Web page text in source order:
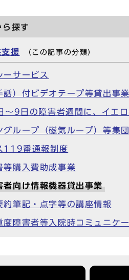
ら探す
援 （この記事の分類）
ーサービス
話）付ビデオテープ等貸出事業
9日の障害者週間に、イエロ
グループ（磁気ループ）等集
119番通報制度
等購入費助成事業
者向け情報機器貸出事業
約筆記・点字等の講座情報
度障害者等入院時コミュニケ